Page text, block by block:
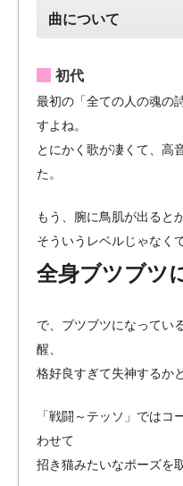
曲について
初代
最初の「全ての人の魂の
すよね。
とにかく歌が凄くて、高
た。
もう、腕に鳥肌が出ると
そういうレベルじゃなく
全身ブツブツ
で、ブツブツになってい
醒、
格好良すぎて失神するか
「戦闘～テッソ」ではコ
わせて
招き猫みたいなポーズを